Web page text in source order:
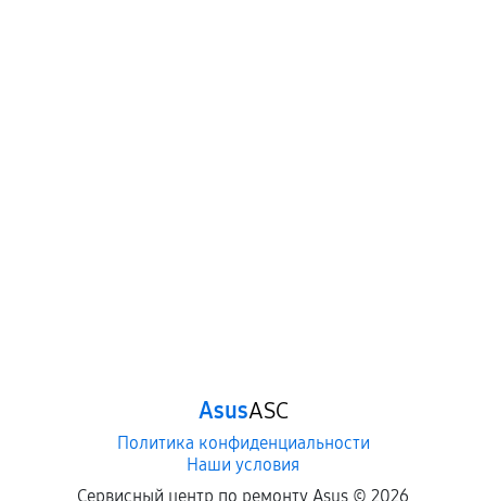
AsusASC
Политика конфиденциальности
Наши условия
Сервисный центр по ремонту Asus © 2026